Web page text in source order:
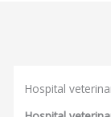
Hospital